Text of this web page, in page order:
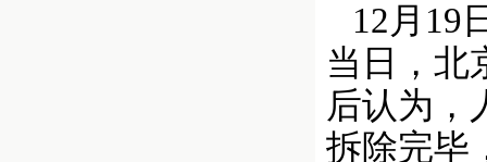
12月19
当日，北
后认为，
拆除完毕